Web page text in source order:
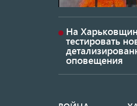
На
тестировать
оповещения